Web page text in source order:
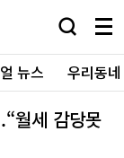
검
창
열
기
메
뉴
전
체
보
뉴스 우리동
월세 감당못